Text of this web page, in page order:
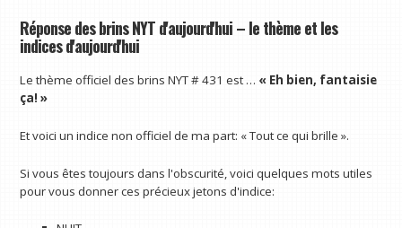
Réponse des brins NYT d'aujourd'hui – le thème et les
indices d'aujourd'hui
Le thème officiel des brins NYT # 431 est … « Eh bien, fantaisie
ça! »
Et voici un indice non officiel de ma part: « Tout ce qui brille ».
Si vous êtes toujours dans l'obscurité, voici quelques mots utiles
pour vous donner ces précieux jetons d'indice: